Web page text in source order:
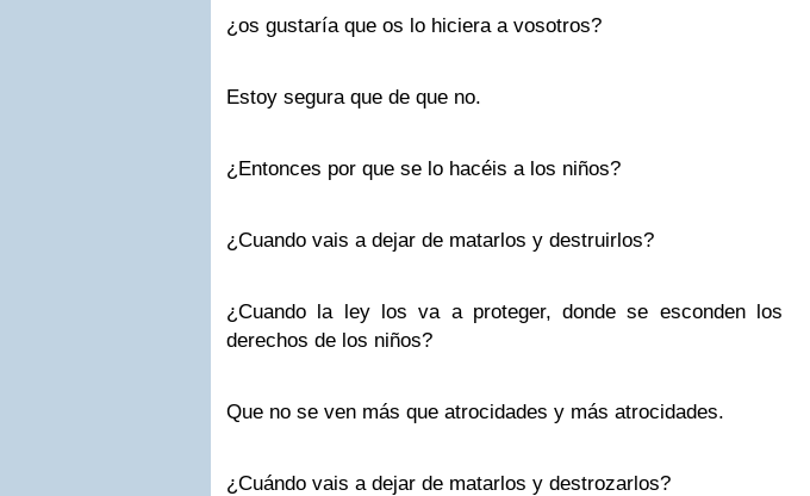
¿os gustaría que os lo hiciera a vosotros?
Estoy segura que de que no.
¿Entonces por que se lo hacéis a los niños?
¿Cuando vais a dejar de matarlos y destruirlos?
¿Cuando la ley los va a proteger, donde se esconden los
derechos de los niños?
Que no se ven más que atrocidades y más atrocidades.
¿Cuándo vais a dejar de matarlos y destrozarlos?